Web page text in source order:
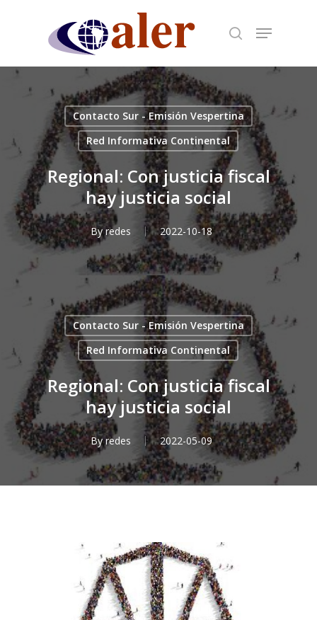
content
Contacto Sur - Emisión Vespertina
Red Informativa Continental
Regional: Con justicia fiscal
hay justicia social
By redes 2022-10-18
Contacto Sur - Emisión Vespertina
Red Informativa Continental
Regional: Con justicia fiscal
hay justicia social
By redes 2022-05-09